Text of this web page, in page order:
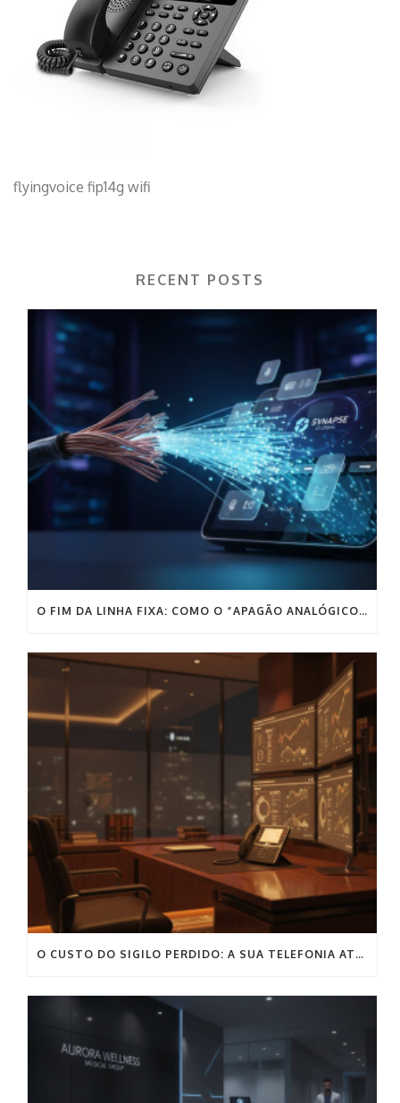
flyingvoice fip14g wifi
RECENT POSTS
O FIM DA LINHA FIXA: COMO O “APAGÃO ANALÓGICO” PODE DESTRUIR AS VENDAS DA SUA EMPRESA
O CUSTO DO SIGILO PERDIDO: A SUA TELEFONIA ATUAL PODE COMPROMETER O SEU ESCRITÓRIO?